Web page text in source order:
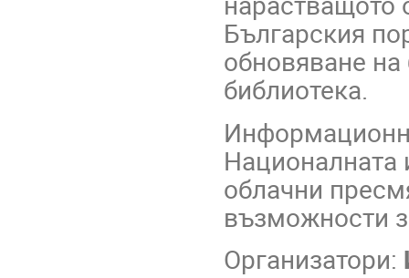
Българския
обновяване
библиотека.
Националната
облачни
възможности
Организатори: